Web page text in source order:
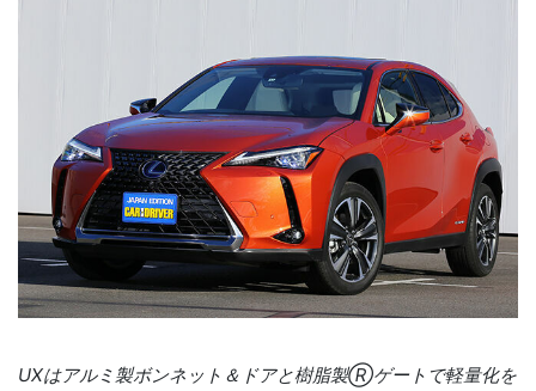
UXはアルミ製ボンネット＆ドアと樹脂製Ⓡゲートで軽量化を